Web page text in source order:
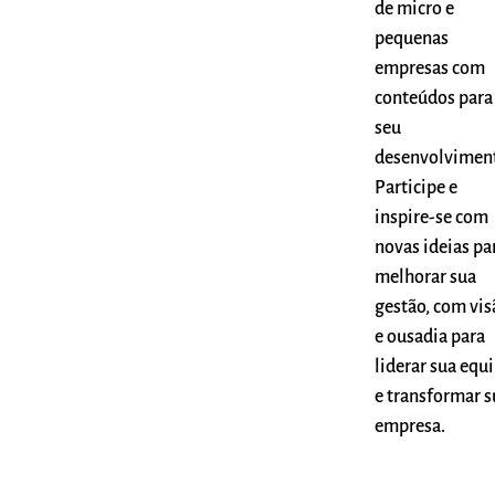
de micro e
pequenas
empresas com
conteúdos para
seu
Participe e
inspire-se com
novas ideias
melhorar sua
gestão, com
e ousadia para
liderar sua
e transformar
empresa.